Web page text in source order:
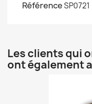
RéférenceSP0721
Les clients qui
ont également